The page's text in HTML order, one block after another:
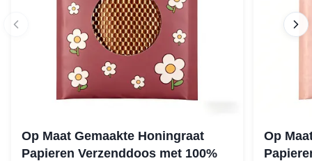
Op Maat Gemaakte Honingraat
Papieren Verzenddoos met 100%
Op